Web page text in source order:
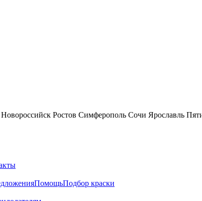
Новороссийск Ростов Симферополь Сочи Ярославль
ПомощьПодбор краски